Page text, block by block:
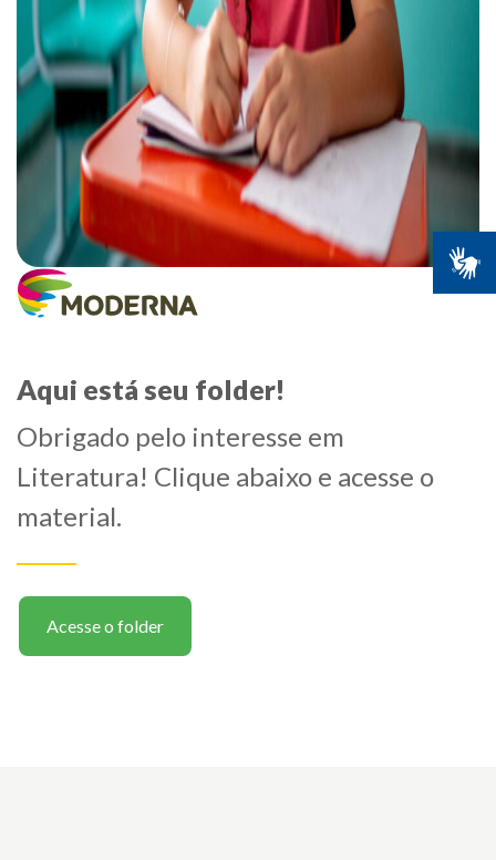
Aqui está seu folder!
Obrigado pelo interesse em
Literatura! Clique abaixo e acesse o
material.
Acesse o folder